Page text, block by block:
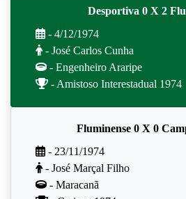
Desportiva 0 X 2
- 4/12/1974
- José Carlos Cunha
- Engenheiro Araripe
- Amistoso Interestadual 1974
Fluminense 0 X 0
- 23/11/1974
- José Marçal Filho
- Maracanã